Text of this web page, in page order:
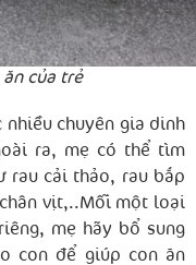
của trẻ
chuyên gia dinh
ra, mẹ có thể tìm
rau cải thảo, rau bắp
vịt,..Mỗi một loại
mẹ hãy bổ sung
con để giúp con ăn